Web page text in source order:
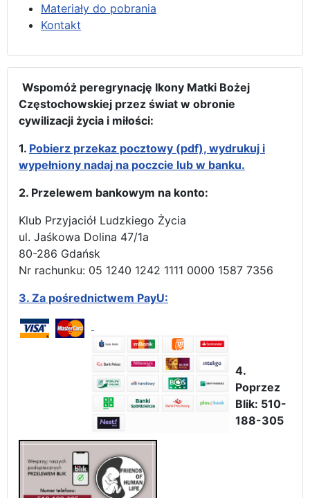
Materiały do pobrania
Kontakt
Wspomóż peregrynację Ikony Matki Bożej
Częstochowskiej przez świat w obronie
cywilizacji życia i miłości:
1. Pobierz przekaz pocztowy (pdf), wydrukuj i
wypełniony nadaj na poczcie lub w banku.
2. Przelewem bankowym na konto:
Klub Przyjaciół Ludzkiego Życia
ul. Jaśkowa Dolina 47/1a
80-286 Gdańsk
Nr rachunku: 05 1240 1242 1111 0000 1587 7356
3. Za pośrednictwem PayU:
4.
Poprzez
Blik: 510-
188-305